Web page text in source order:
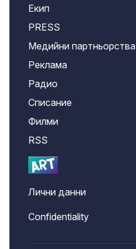
Екип
PRESS
Медийни партньорства
Реклама
Радио
Списание
Филми
RSS
Лични данни
Confidentiality